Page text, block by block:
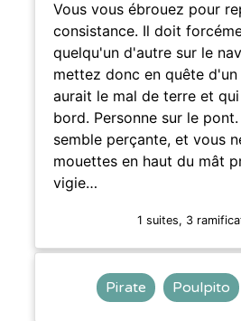
Vous vous ébrouez pour
consistance. Il doit
quelqu'un d'autre sur le
mettez donc en quête
aurait le mal de terre et
bord. Personne sur le
semble perçante, et vous
mouettes en haut du mât
vigie…
1 suites, 3
Pirate Poulpito